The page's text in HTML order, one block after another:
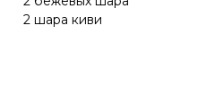
2 шара киви